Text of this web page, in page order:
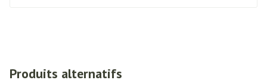
Produits alternatifs